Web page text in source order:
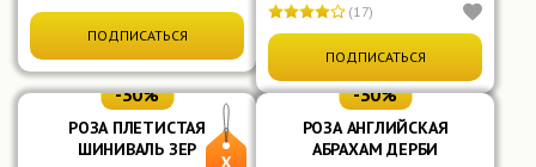
ПОДПИСАТЬСЯ
(17)
ПОДПИСАТЬСЯ
-30%
РОЗА ПЛЕТИСТАЯ
ШИНИВАЛЬ ЗЕР
-30%
РОЗА АНГЛИЙСКАЯ
АБРАХАМ ДЕРБИ